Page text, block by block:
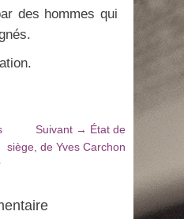
des hommes qui
Suivant → Article
suivant
État de
siège, de Yves Carchon